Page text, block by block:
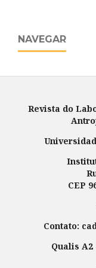
NAVEGAR
Revista do
CEP
Contato:
Qualis